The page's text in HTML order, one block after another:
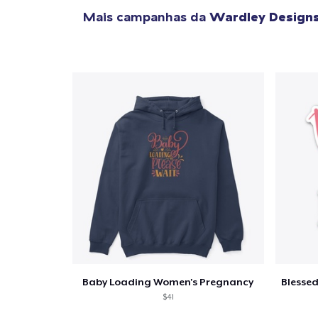
Mais campanhas da Wardley
Baby Loading Women's Pregnancy
$41